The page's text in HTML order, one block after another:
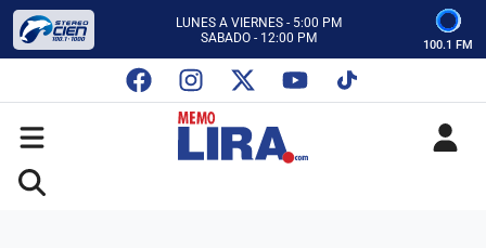
LUNES A VIERNES - 5:00 PM
SABADO - 12:00 PM
CON MEMO LIRA Y SU EQUIPO
LUNES A VIERNES - 5:00 PM
SABADO - 12:00 PM
100.1 FM